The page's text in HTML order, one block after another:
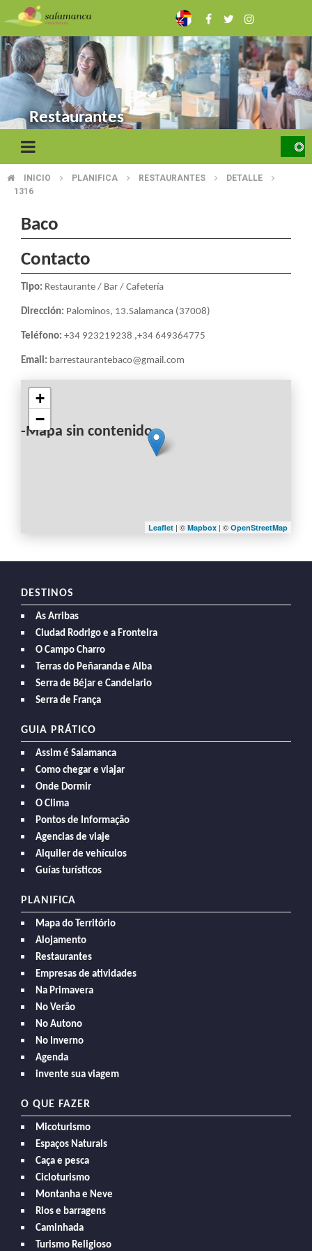
to
main
content
Restaurantes
BREADCRUMB
INICIO PLANIFICA RESTAURANTES
DETALLE
1316
Baco
Contacto
Tipo: Restaurante / Bar / Cafetería
Dirección: Palominos, 13.Salamanca (37008)
Teléfono: +34 923219238 ,+34 649364775
Email: barrestaurantebaco@gmail.com
-Mapa sin contenido-
+
−
Leaflet | © Mapbox | © OpenStreetMap
DESTINOS
As Arribas
Ciudad Rodrigo e a Fronteira
O Campo Charro
Terras do Peñaranda e Alba
Serra de Béjar e Candelario
Serra de França
GUIA PRÁTICO
Assim é Salamanca
Como chegar e viajar
Onde Dormir
O Clima
Pontos de Informação
Agencias de viaje
Alquiler de vehículos
Guías turísticos
PLANIFICA
Mapa do Território
Alojamento
Restaurantes
Empresas de atividades
Na Primavera
No Verão
No Autono
No Inverno
Agenda
invente sua viagem
O QUE FAZER
Micoturismo
Espaços Naturais
Caça e pesca
Cicloturismo
Montanha e Neve
Rios e barragens
Caminhada
Turismo Religioso